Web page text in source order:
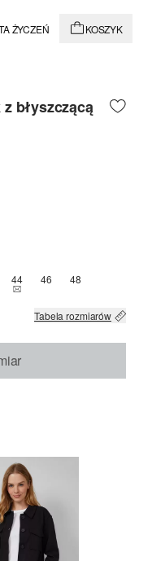
ŻYCZEŃ KOSZYK
błyszczącą
NIEDOSTĘPNY
NIEDOSTĘPNY
OBECNIE NIEDOSTĘPNY
JEST OBECNIE
2 SZT.
44TEN ROZMIAR JEST
46 48
Tabela rozmiarów